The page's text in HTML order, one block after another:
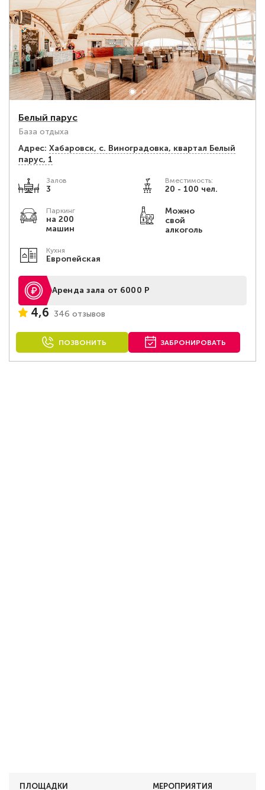
Белый парус
База отдыха
Адрес: Хабаровск, с. Виноградовка, квартал Белый
парус, 1
Залов
3
Вместимость:
20 - 100 чел.
Паркинг
на 200
машин
Можно
свой
алкоголь
Кухня
Европейская
Аренда зала от 6000 Р
4,6 346 отзывов
ПОЗВОНИТЬ ЗАБРОНИРОВАТЬ
ПЛОЩАДКИ МЕРОПРИЯТИЯ